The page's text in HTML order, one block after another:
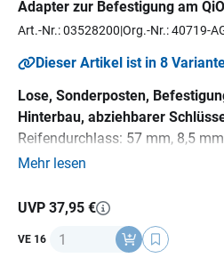
Adapter zur Befestigung am
Art.-Nr.: 03528200 Org.-Nr.: 40719-
Dieser Artikel ist in 8
Lose, Sonderposten,
Hinterbau, abziehbarer
Reifendurchlass: 57 mm, 8,5
gehärtetem Spezial-Stahl gibt
Schließzylinder: zweifache
Ausrissfestigkeit, indem der
verriegelt wird.
Mehr lesen
UVP 37,95 €
VE 16 Anzahl